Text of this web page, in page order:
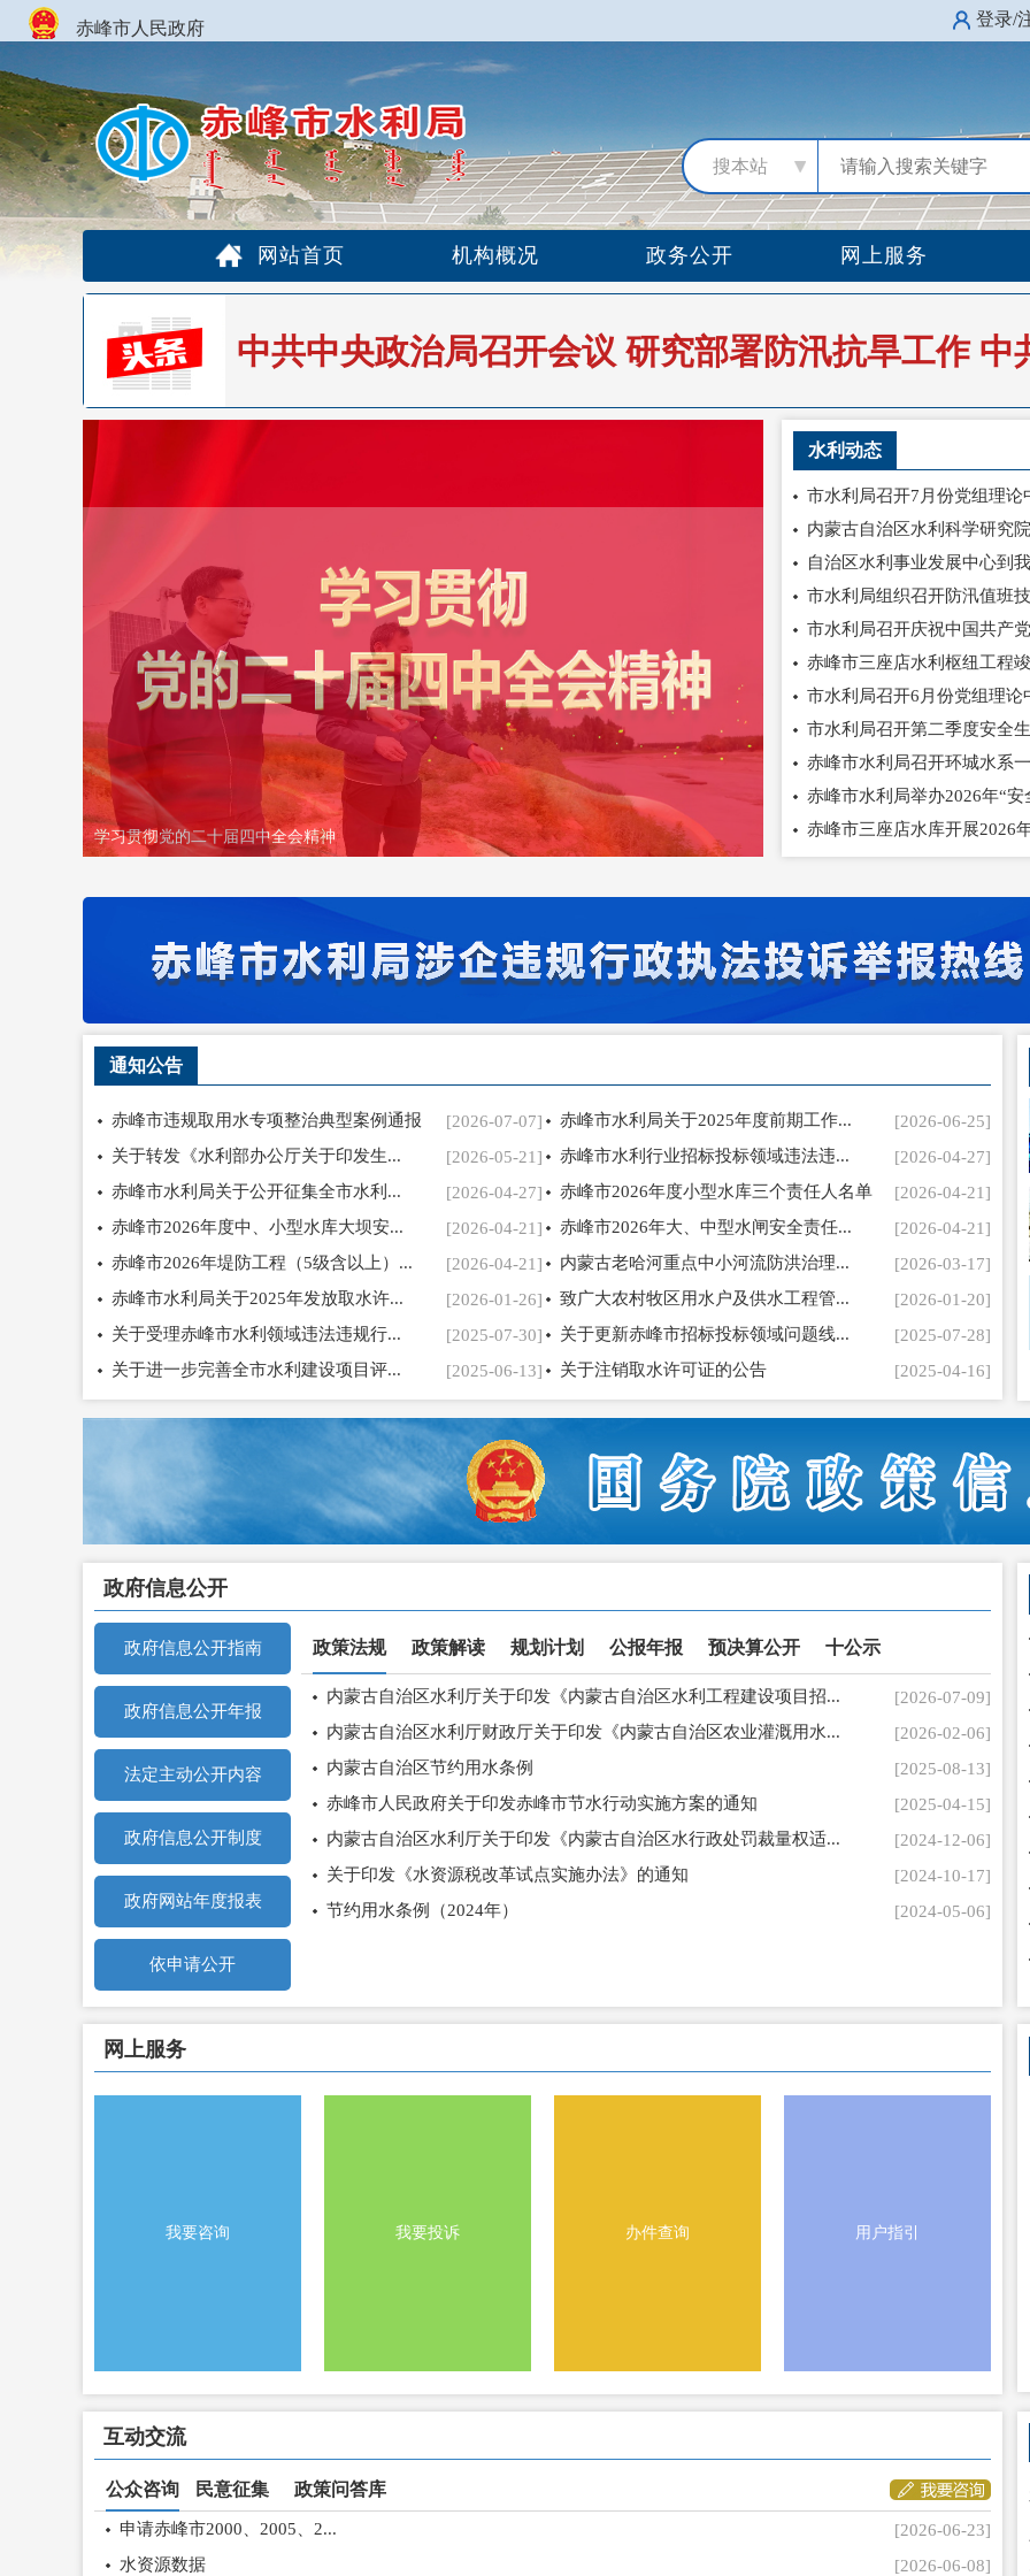
赤峰市人民政府 登录/
搜本站
网站首页 机构概况 政务公开 网上服务
学习贯彻党的二十届四中全会精神
赤峰市水利局成功举办“同心节水 共筑未来”全市干部职...
/li>
市水利局召开深入贯彻中央八项规定精神学习教育警示教育会
/li>
赤峰市水利局召开2025年全市水利工作暨党风廉政建设工...
赤峰市水利局成功举办“同心节水 共筑未来”全市干部职...
水利动态
市水利局召开7月份党组理
内蒙古自治区水利科学研究
自治区水利事业发展中心到
市水利局组织召开防汛值班
市水利局召开庆祝中国共产
赤峰市三座店水利枢纽工程
市水利局召开6月份党组理
市水利局召开第二季度安全
赤峰市水利局召开环城水系
赤峰市水利局举办2026年“
赤峰市三座店水库开展2026
通知公告
赤峰市违规取用水专项整治典型案例通报 [2026-07-07] 赤峰市水利局关于2025年度前期工作...
[2026-06-25]
关于转发《水利部办公厅关于印发生...
[2026-05-21] 赤峰市水利行业招标投标领域违法违...
[2026-04-27]
赤峰市水利局关于公开征集全市水利...
[2026-04-27] 赤峰市2026年度小型水库三个责任人名单
[2026-04-21]
赤峰市2026年度中、小型水库大坝安...
[2026-04-21] 赤峰市2026年大、中型水闸安全责任...
[2026-04-21]
赤峰市2026年堤防工程（5级含以上）...
[2026-04-21] 内蒙古老哈河重点中小河流防洪治理...
[2026-03-17]
赤峰市水利局关于2025年发放取水许...
[2026-01-26] 致广大农村牧区用水户及供水工程管...
[2026-01-20]
关于受理赤峰市水利领域违法违规行...
[2025-07-30] 关于更新赤峰市招标投标领域问题线...
[2025-07-28]
关于进一步完善全市水利建设项目评...
[2025-06-13] 关于注销取水许可证的公告 [2025-04-16]
政府信息公开
政府信息公开指南
政府信息公开年报
法定主动公开内容
政府信息公开制度
政府网站年度报表
依申请公开
政策法规 政策解读 规划计划 公报年报 预决算公开 十公示
内蒙古自治区水利厅关于印发《内蒙古自治区水利工程建设项目招...
[2026-07-09]
内蒙古自治区水利厅财政厅关于印发《内蒙古自治区农业灌溉用水...
[2026-02-06]
内蒙古自治区节约用水条例
[2025-08-13]
赤峰市人民政府关于印发赤峰市节水行动实施方案的通知
[2025-04-15]
内蒙古自治区水利厅关于印发《内蒙古自治区水行政处罚裁量权适...
[2024-12-06]
关于印发《水资源税改革试点实施办法》的通知
[2024-10-17]
节约用水条例（2024年）
[2024-05-06]
网上服务
我要咨询 我要投诉 办件查询 用户指引
互动交流
公众咨询 民意征集 政策问答库
申请赤峰市2000、2005、2...
[2026-06-23]
水资源数据
[2026-06-08]